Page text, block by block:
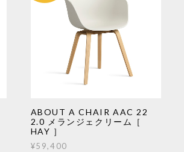
ABOUT A CHAIR AAC 22
2.0 メランジェクリーム［
HAY ］
¥59,400